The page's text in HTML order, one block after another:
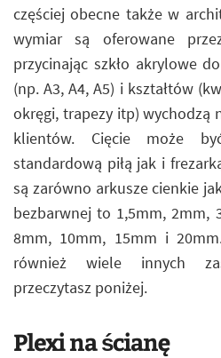
częściej obecne także w
wymiar są oferowane
przycinając szkło akrylowe
(np. A3, A4, A5) i kształtów
okręgi, trapezy itp) wychodzą
klientów. Cięcie może
standardową piłą jak i
są zarówno arkusze cienkie
bezbarwnej to 1,5mm, 2mm,
8mm, 10mm, 15mm i
również wiele innych
przeczytasz poniżej.
Plexi na ścianę